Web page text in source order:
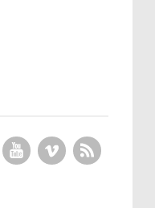
FacebookYouTubeVimeo